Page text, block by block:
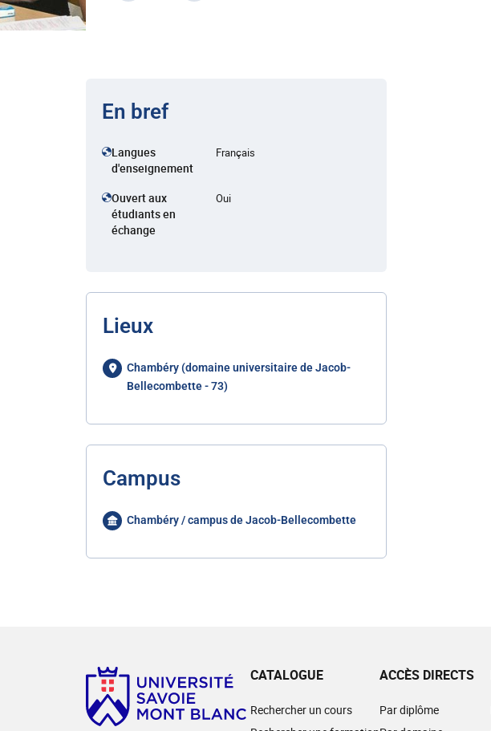
En bref
Langues
d'enseignement
Français
Ouvert aux
étudiants en
échange
Oui
Lieux
Chambéry (domaine universitaire de Jacob-
Bellecombette - 73)
Campus
Chambéry / campus de Jacob-Bellecombette
CATALOGUE
Rechercher un cours
ACCÈS DIRECTS
Par diplôme